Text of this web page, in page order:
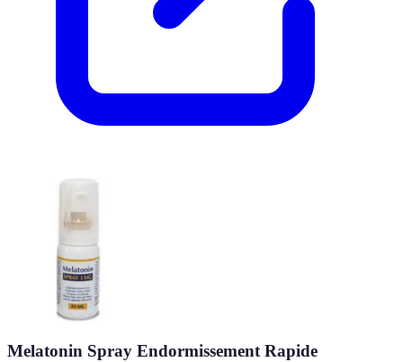
Melatonin Spray Endormissement Rapide